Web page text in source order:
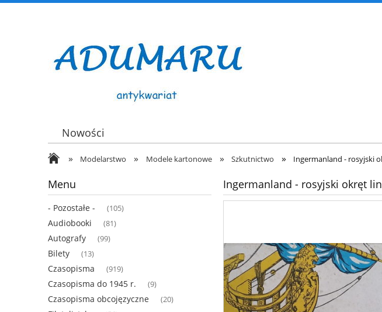
Nowości
» Modelarstwo » Modele kartonowe » Szkutnictwo » Ingermanland - rosyjski
Menu
- Pozostałe - (105)
Audiobooki (81)
Autografy (99)
Bilety (13)
Czasopisma (919)
Czasopisma do 1945 r. (9)
Czasopisma obcojęzyczne (20)
Ingermanland - rosyjski okręt